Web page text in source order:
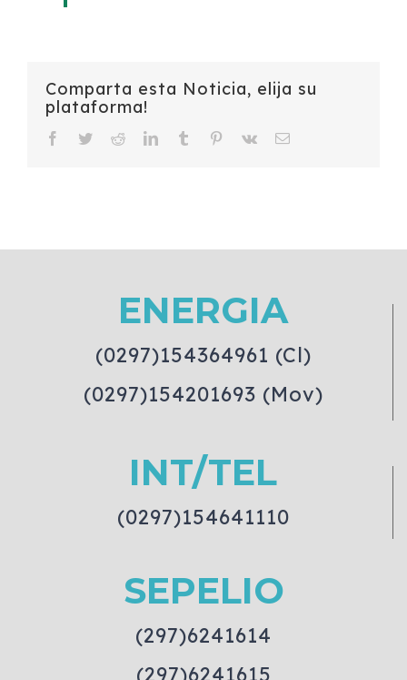
Comparta esta Noticia, elija su
plataforma!
Facebook
TwitterRedditLinkedInTumblr Pinterest
Vk Email
ENERGIA
(0297)154364961 (Cl)
(0297)154201693 (Mov)
INT/TEL
(0297)154641110
SEPELIO
(297)6241614
(297)6241615